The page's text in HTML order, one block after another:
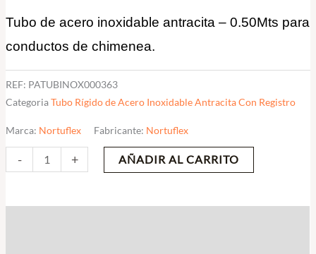
Tubo de acero inoxidable antracita – 0.50Mts para
conductos de chimenea.
REF: PATUBINOX000363
CategoriaTubo Rígido de Acero Inoxidable Antracita Con Registro
Marca: Nortuflex Fabricante: Nortuflex
-
cantidad
+ AÑADIR AL CARRITO